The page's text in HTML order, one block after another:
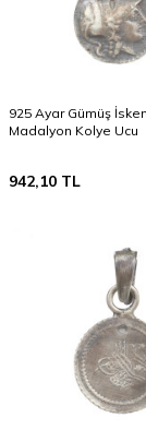
925 Ayar Gümüş
Madalyon Kolye Ucu
942,10 TL